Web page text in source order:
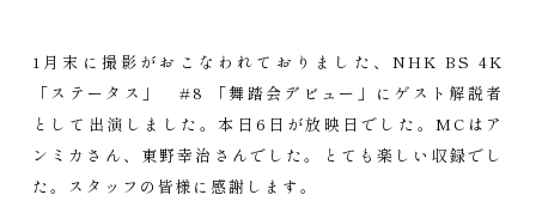
1月末に撮影がおこなわれておりました、NHK BS 4K
「ステータス」 #8 「舞踏会デビュー」にゲスト解説者
として出演しました。本日6日が放映日でした。MCはア
ンミカさん、東野幸治さんでした。とても楽しい収録でし
た。スタッフの皆様に感謝します。